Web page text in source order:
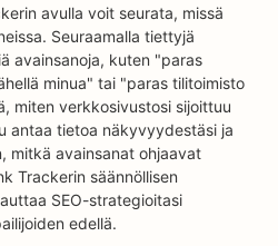
avulla voit seurata, missä
Seuraamalla tiettyjä
avainsanoja, kuten "paras
minua" tai "paras tilitoimisto
miten verkkosivustosi sijoittuu
antaa tietoa näkyvyydestäsi ja
mitkä avainsanat ohjaavat
Trackerin säännöllisen
SEO-strategioitasi
edellä.